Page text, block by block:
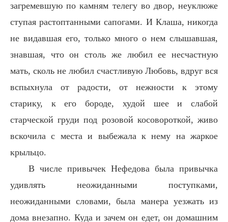
загремевшую по камням телегу во двор, неуклюже
ступая растоптанными сапогами. И Клаша, никогда
не видавшая его, только много о нем слышавшая,
знавшая, что он столь же любил ее несчастную
мать, сколь не любил счастливую Любовь, вдруг вся
вспыхнула от радости, от нежности к этому
старику, к его бороде, худой шее и слабой
старческой груди под розовой косовороткой, живо
вскочила с места и выбежала к нему на жаркое
крыльцо.
В числе привычек Нефедова была привычка
удивлять неожиданными поступками,
неожиданными словами, была манера уезжать из
дома внезапно. Куда и зачем он едет, он домашним